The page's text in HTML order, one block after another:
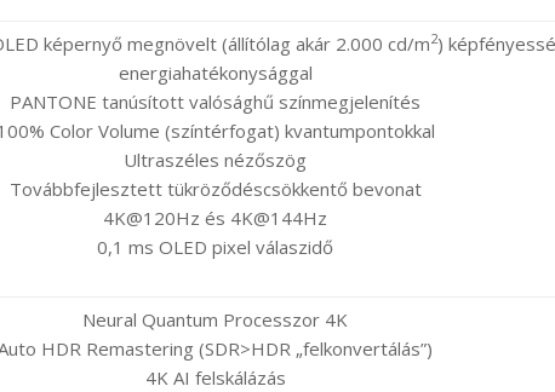
képernyő megnövelt (állítólag akár 2.000 cd/m2)
energiahatékonysággal
PANTONE tanúsított valósághű színmegjelenítés
Color Volume (színtérfogat) kvantumpontokkal
Ultraszéles nézőszög
Továbbfejlesztett tükröződéscsökkentő bevonat
4K@120Hz és 4K@144Hz
0,1 ms OLED pixel válaszidő
Neural Quantum Processzor 4K
HDR Remastering (SDR>HDR „felkonvertálás”)
4K AI felskálázás